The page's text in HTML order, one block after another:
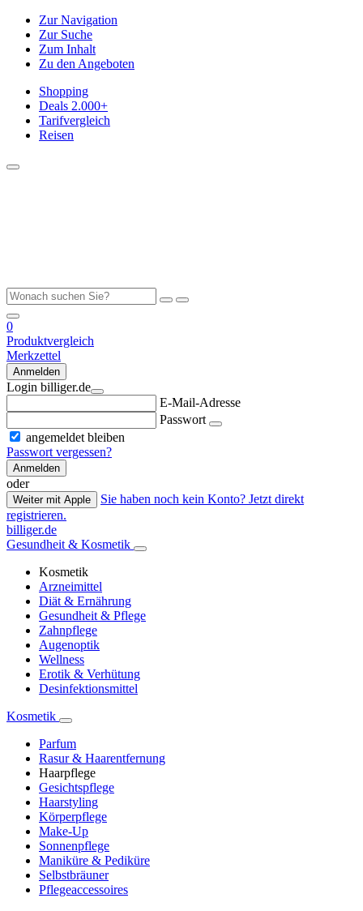
Zur Navigation
Zur Suche
Zum Inhalt
Zu den Angeboten
Shopping
Deals 2.000+
Tarifvergleich
Reisen
0
Produktvergleich
Merkzettel
Anmelden
Login billiger.de
E-Mail-Adresse
Passwort
angemeldet bleiben
Passwort vergessen?
Anmelden
oder
Weiter mit Apple
Sie haben noch kein Konto? Jetzt direkt
registrieren.
billiger.de
Gesundheit & Kosmetik
Kosmetik
Arzneimittel
Diät & Ernährung
Gesundheit & Pflege
Zahnpflege
Augenoptik
Wellness
Erotik & Verhütung
Desinfektionsmittel
Kosmetik
Parfum
Rasur & Haarentfernung
Haarpflege
Gesichtspflege
Haarstyling
Körperpflege
Make-Up
Sonnenpflege
Maniküre & Pediküre
Selbstbräuner
Pflegeaccessoires